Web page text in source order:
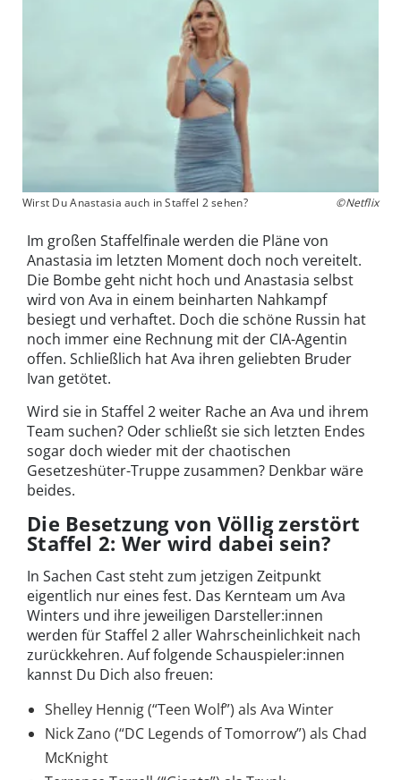
Wirst Du Anastasia auch in Staffel 2 sehen? ©Netflix
Im großen Staffelfinale werden die Pläne von
Anastasia im letzten Moment doch noch vereitelt.
Die Bombe geht nicht hoch und Anastasia selbst
wird von Ava in einem beinharten Nahkampf
besiegt und verhaftet. Doch die schöne Russin hat
noch immer eine Rechnung mit der CIA-Agentin
offen. Schließlich hat Ava ihren geliebten Bruder
Ivan getötet.
Wird sie in Staffel 2 weiter Rache an Ava und ihrem
Team suchen? Oder schließt sie sich letzten Endes
sogar doch wieder mit der chaotischen
Gesetzeshüter-Truppe zusammen? Denkbar wäre
beides.
Die Besetzung von Völlig zerstört
Staffel 2: Wer wird dabei sein?
In Sachen Cast steht zum jetzigen Zeitpunkt
eigentlich nur eines fest. Das Kernteam um Ava
Winters und ihre jeweiligen Darsteller:innen
werden für Staffel 2 aller Wahrscheinlichkeit nach
zurückkehren. Auf folgende Schauspieler:innen
kannst Du Dich also freuen:
Shelley Hennig (“Teen Wolf”) als Ava Winter
Nick Zano (“DC Legends of Tomorrow”) als Chad
McKnight